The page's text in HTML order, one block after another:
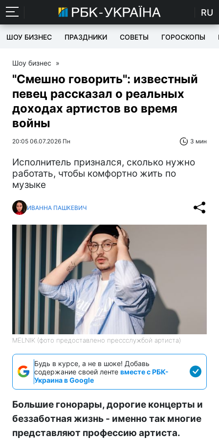
RU
ШОУ БИЗНЕС ПРАЗДНИКИ СОВЕТЫ ГОРОСКОПЫ
Шоу бизнес »
"Смешно говорить": известный
певец рассказал о реальных
доходах артистов во время
войны
20:05 06.07.2026 Пн 3 мин
Исполнитель признался, сколько нужно
работать, чтобы комфортно жить по
музыке
ИВАННА ПАШКЕВИЧ
MELNIK (фото предоставлено прессслужбой артиста)
Будь в курсе, а не в шоке! Добавь
содержание своей ленте вместе с РБК-
Украина в Google
Большие гонорары, дорогие концерты и
беззаботная жизнь - именно так многие
представляют профессию артиста.